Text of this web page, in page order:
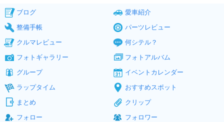
ブログ
愛車紹介
整備手帳
パーツレビュー
クルマレビュー
何シテル？
フォトギャラリー
フォトアルバム
グループ
イベントカレンダー
ラップタイム
おすすめスポット
まとめ
クリップ
フォロー
フォロワー